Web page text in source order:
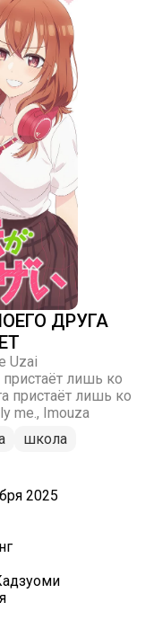
ДРУГА
Uzai
лишь ко
пристаёт лишь ко
me., Imouza
школа
2025